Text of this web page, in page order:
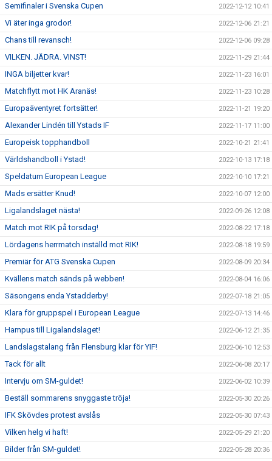
Semifinaler i Svenska Cupen 2022-12-12 10:41
Vi äter inga grodor! 2022-12-06 21:21
Chans till revansch! 2022-12-06 09:28
VILKEN. JÄDRA. VINST! 2022-11-29 21:44
INGA biljetter kvar! 2022-11-23 16:01
Matchflytt mot HK Aranäs! 2022-11-23 10:28
Europaäventyret fortsätter! 2022-11-21 19:20
Alexander Lindén till Ystads IF 2022-11-17 11:00
Europeisk topphandboll 2022-10-21 21:41
Världshandboll i Ystad! 2022-10-13 17:18
Speldatum European League 2022-10-10 17:21
Mads ersätter Knud! 2022-10-07 12:00
Ligalandslaget nästa! 2022-09-26 12:08
Match mot RIK på torsdag! 2022-08-22 17:18
Lördagens herrmatch inställd mot RIK! 2022-08-18 19:59
Premiär för ATG Svenska Cupen 2022-08-09 20:34
Kvällens match sänds på webben! 2022-08-04 16:06
Säsongens enda Ystadderby! 2022-07-18 21:05
Klara för gruppspel i European League 2022-07-13 14:46
Hampus till Ligalandslaget! 2022-06-12 21:35
Landslagstalang från Flensburg klar för YIF! 2022-06-10 12:53
Tack för allt 2022-06-08 20:17
Intervju om SM-guldet! 2022-06-02 10:39
Beställ sommarens snyggaste tröja! 2022-05-30 20:26
IFK Skövdes protest avslås 2022-05-30 07:43
Vilken helg vi haft! 2022-05-29 21:20
Bilder från SM-guldet! 2022-05-28 20:36